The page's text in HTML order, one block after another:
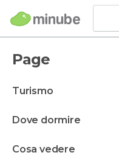
Page
turismo
dove dormire
cosa vedere